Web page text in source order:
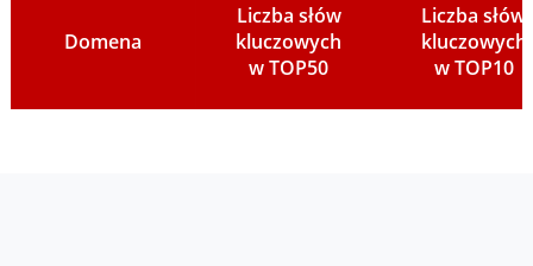
Domena
Liczba słów
kluczowych
w TOP50
Liczba słów
kluczowych
w TOP10